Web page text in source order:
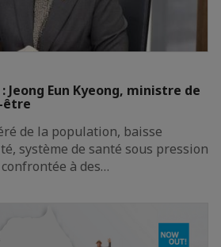
Jeong Eun Kyeong, ministre de
être
de la population, baisse
système de santé sous pression
à des…